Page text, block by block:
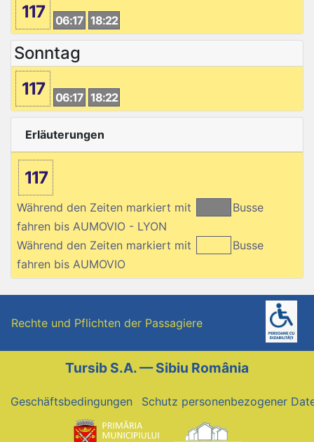
117
06:17 18:22
Sonntag
117
06:17 18:22
Erläuterungen
117
Während den Zeiten markiert mit
Busse
fahren bis AUMOVIO - LYON
Während den Zeiten markiert mit
Busse
fahren bis AUMOVIO
Rechte und Pflichten der Passagiere
Tursib S.A. — Sibiu România
Geschäftsbedingungen Schutz personenbezogener